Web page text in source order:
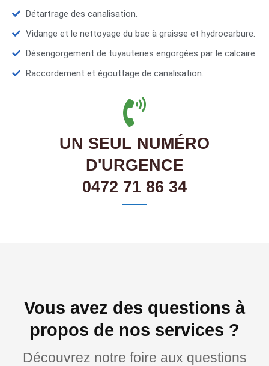
Détartrage des canalisation.
Vidange et le nettoyage du bac à graisse et hydrocarbure.
Désengorgement de tuyauteries engorgées par le calcaire.
Raccordement et égouttage de canalisation.
UN SEUL NUMÉRO
D'URGENCE
0472 71 86 34
Vous avez des questions à
propos de nos services ?
Découvrez notre foire aux questions